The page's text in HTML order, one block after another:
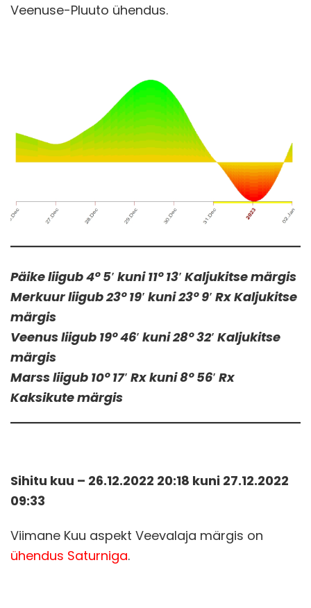
Veenuse-Pluuto ühendus.
Päike liigub 4° 5′ kuni 11° 13′ Kaljukitse märgis
Merkuur liigub 23° 19′ kuni 23° 9′ Rx Kaljukitse
märgis
Veenus liigub 19° 46′ kuni 28° 32′ Kaljukitse
märgis
Marss liigub 10° 17′ Rx kuni 8° 56′ Rx
Kaksikute märgis
Sihitu kuu – 26.12.2022 20:18 kuni 27.12.2022
09:33
Viimane Kuu aspekt Veevalaja märgis on
ühendus Saturniga.